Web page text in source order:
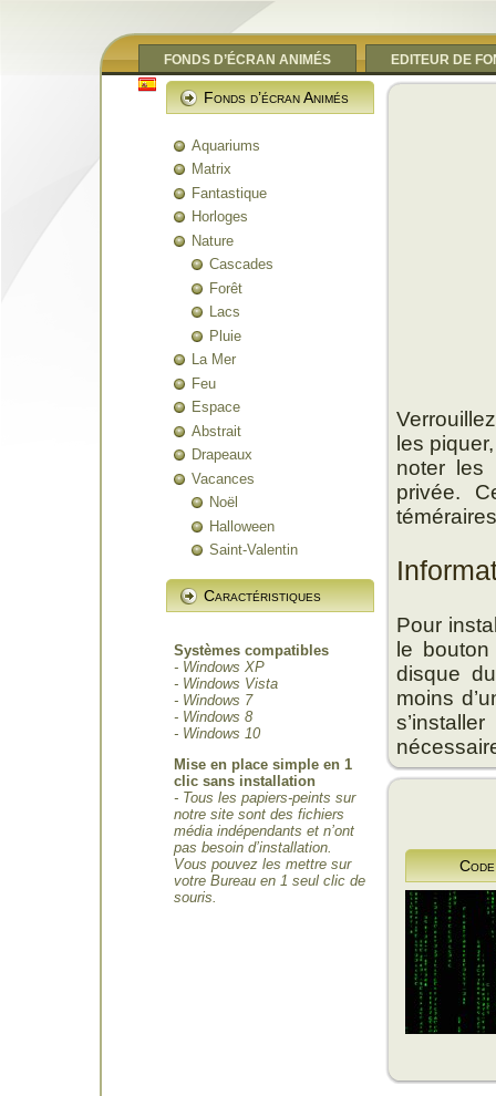
FONDS D’ÉCRAN ANIMÉS EDITEUR DE
Fonds d’écran Animés
Aquariums
Matrix
Fantastique
Horloges
Nature
Cascades
Forêt
Lacs
Pluie
La Mer
Feu
Espace
Abstrait
Drapeaux
Vacances
Noël
Halloween
Saint-Valentin
Caractéristiques
Systèmes compatibles
- Windows XP
- Windows Vista
- Windows 7
- Windows 8
- Windows 10
Mise en place simple en 1
clic sans installation
- Tous les papiers-peints sur
notre site sont des fichiers
média indépendants et n’ont
pas besoin d’installation.
Vous pouvez les mettre sur
votre Bureau en 1 seul clic de
souris.
les
noter les
privée.
Pour
le
disque
moins